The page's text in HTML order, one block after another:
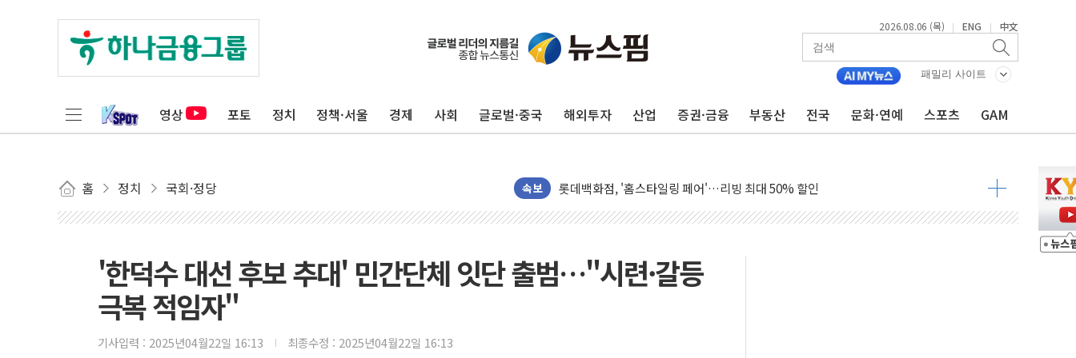
2026.08.06 (목) | ENG | 中文
패밀리 사이트
영상 포토 정치 정책·서울 경제 사회 글로벌·중국 해외투자 산업 증권·금융 부동산 전국 문화·연예 스포츠 GAM
홈 정치 국회·정당 속보
피치 "韓 코스피 약세 장기화 시 주택수요 위축 우려"
법원, 한미 임주현 지분 100억 가압류 결정…4자 연합 균열 조짐
롯데백화점, '홈스타일링 페어'…리빙 최대 50% 할인
[AI 카드뉴스] 어린이집·유치원 비상! 수족구병이 다시 유행합니다.
[르포] 폭염 속 '자폭 드론' 첫 실사격…미 해병대, 한반도 지형서 FPV 공격훈련 공개
공정위 "국고채 PD 15곳, 관행 아닌 담합…76조2000억 입찰 영향"
'한덕수 대선 후보 추대' 민간단체 잇단 출범…"시련·갈등
극복 적임자"
기사입력 : 2025년04월22일 16:13 최종수정 : 2025년04월22일 16:13